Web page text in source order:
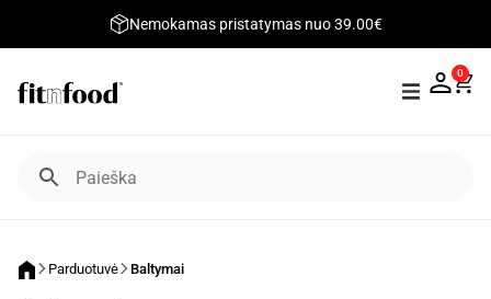
Nemokamas pristatymas nuo 39.00€
0
Parduotuvė Baltymai